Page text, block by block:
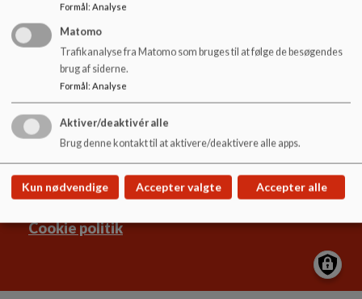
Aars Skole
Kirkegade 4, 9600 Aars
aars.skole@vesthimmerland.dk
+45 99668800
EAN NR. 5798004128244
Tilgængelighedserklæring
Sitemap
Cookie politik
Formål: Analyse
Matomo
Trafikanalyse fra Matomo som bruges til at følge de besøgendes
brug af siderne.
Formål: Analyse
Aktiver/deaktivér alle
Brug denne kontakt til at aktivere/deaktivere alle apps.
Kun nødvendige Accepter valgte Accepter alle